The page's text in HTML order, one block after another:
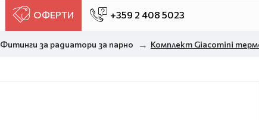
ОФЕРТИ +359 2 408 5023
Фитинги за радиатори за парно Комплект Giacomini